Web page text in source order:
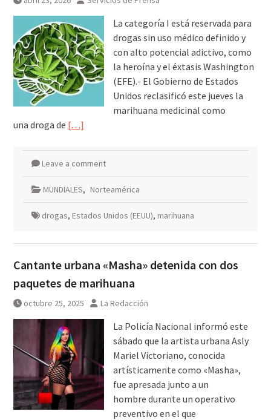
una noche irrepetible en The
Green Room
La categoría I está reservada para
drogas sin uso médico definido y
con alto potencial adictivo, como
la heroína y el éxtasis Washington
(EFE).- El Gobierno de Estados
Unidos reclasificó este jueves la
marihuana medicinal como
una droga de […]
Leave a comment
MUNDIALES, Norteamérica
drogas, Estados Unidos (EEUU), marihuana
Cantante urbana «Masha» detenida con dos
paquetes de marihuana
octubre 25, 2025 La Redacción
La Policía Nacional informó este
sábado que la artista urbana Asly
Mariel Victoriano, conocida
artísticamente como «Masha»,
fue apresada junto a un
hombre durante un operativo
preventivo en el que